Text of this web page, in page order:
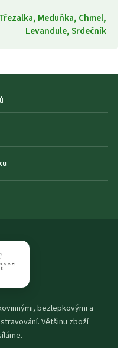
Meduňka, Chmel,
Levandule, Srdečník
bezlepkovými a
Většinu zboží